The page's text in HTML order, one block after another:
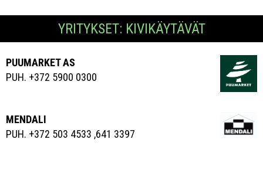
YRITYKSET: KIVIKÄYTÄVÄT
PUUMARKET AS
PUH. +372 5900 0300
MENDALI
PUH. +372 503 4533 ,641 3397